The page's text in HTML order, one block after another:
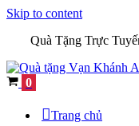
Skip to content
Quà Tặng Trực
Cart
0
Trang chủ